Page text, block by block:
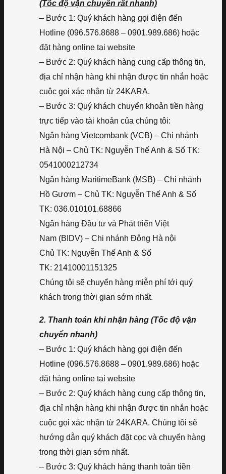
(Tốc độ vận chuyển rất nhanh)
– Bước 1: Quý khách hàng gọi điện đến
Hotline (096.576.8688 – 0901.989.686) hoặc
đặt hàng online tại website
– Bước 2: Quý khách hàng cung cấp thông tin,
địa chỉ nhận hàng khi nhận được tin nhắn hoặc
cuộc gọi xác nhận từ 24KARA.
– Bước 3: Quý khách chuyển khoản tiền hàng
trực tiếp vào tài khoản của chúng tôi:
Ngân hàng Vietcombank (VCB) – Chi nhánh
Hà Nội – Chủ TK: Nguyễn Thế Anh & Số TK:
0541000212734
Ngân hàng MaritimeBank (MSB) – Chi nhánh
Hồ Gươm – Chủ TK: Nguyễn Thế Anh & Số
TK: 036.010101.68866
Ngân hàng Đầu tư và Phát triển Việt
Nam (BIDV) – Chi nhánh Đông Hà nội
Chủ TK: Nguyễn Thế Anh & Số
TK: 21410001151325
Chúng tôi sẽ chuyển hàng miễn phí tới quý
khách trong thời gian sớm nhất.
2. Thanh toán khi nhận hàng (Tốc độ vận
chuyển nhanh)
– Bước 1: Quý khách hàng gọi điện đến
Hotline (096.576.8688 – 0901.989.686) hoặc
đặt hàng online tại website
– Bước 2: Quý khách hàng cung cấp thông tin,
địa chỉ nhận hàng khi nhận được tin nhắn hoặc
cuộc gọi xác nhận từ 24KARA. Chúng tôi sẽ
hướng dẫn quý khách đặt cọc và chuyển hàng
trong thời gian sớm nhất.
– Bước 3: Quý khách hàng thanh toán tiền